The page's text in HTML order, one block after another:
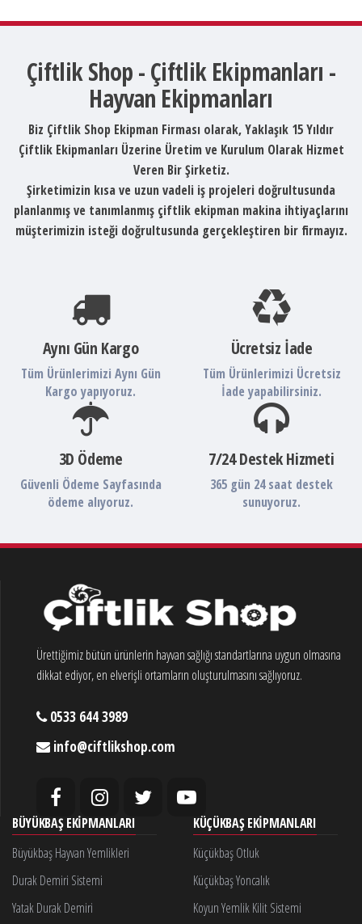
Çiftlik Shop - Çiftlik Ekipmanları -
Hayvan Ekipmanları
Biz Çiftlik Shop Ekipman Firması olarak, Yaklaşık 15 Yıldır
Çiftlik Ekipmanları Üzerine Üretim ve Kurulum Olarak Hizmet
Veren Bir Şirketiz.
Şirketimizin kısa ve uzun vadeli iş projeleri doğrultusunda
planlanmış ve tanımlanmış çiftlik ekipman makina ihtiyaçlarını
müşterimizin isteği doğrultusunda gerçekleştiren bir firmayız.
Aynı Gün Kargo
Tüm Ürünlerimizi Aynı Gün
Kargo yapıyoruz.
Ücretsiz İade
Tüm Ürünlerimizi Ücretsiz
İade yapabilirsiniz.
3D Ödeme
Güvenli Ödeme Sayfasında
ödeme alıyoruz.
7/24 Destek Hizmeti
365 gün 24 saat destek
sunuyoruz.
Ürettiğimiz bütün ürünlerin hayvan sağlığı standartlarına uygun olmasına
dikkat ediyor, en elverişli ortamların oluşturulmasını sağlıyoruz.
0533 644 3989
info@ciftlikshop.com
BÜYÜKBAŞ EKIPMANLARI
Büyükbaş Hayvan Yemlikleri
Durak Demiri Sistemi
Yatak Durak Demiri
KÜÇÜKBAŞ EKIPMANLARI
Küçükbaş Otluk
Küçükbaş Yoncalık
Koyun Yemlik Kilit Sistemi